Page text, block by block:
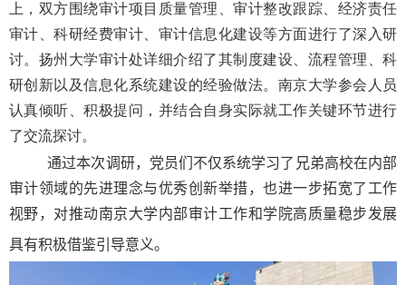
上，双方围绕审计项目质量管理、审计整改跟踪、经济责任
审计、科研经费审计、审计信息化建设等方面进行了深入研
讨。扬州大学审计处详细介绍了其制度建设、流程管理、科
研创新以及信息化系统建设的经验做法。南京大学参会人员
认真倾听、积极提问，并结合自身实际就工作关键环节进行
了交流探讨。
通过本次调研，党员们不仅系统学习了兄弟高校在内部
审计领域的先进理念与优秀创新举措，也进一步拓宽了工作
视野，对推动南京大学内部审计工作和学院高质量稳步发展
具有积极借鉴引导意义。